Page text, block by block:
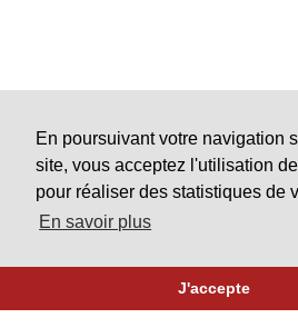
En poursuivant votre navigation
site, vous acceptez l'utilisation
pour réaliser des statistiques de
En savoir plus
J'accepte